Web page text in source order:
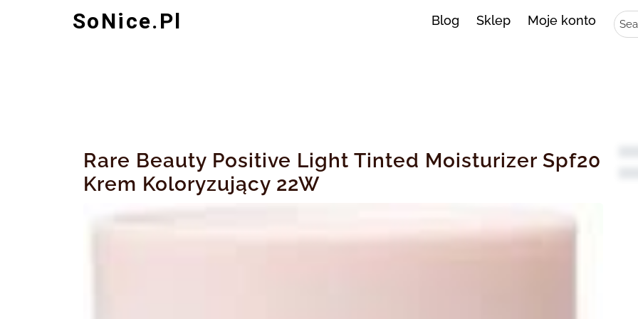
SoNice.pl Blog Sklep Moje konto
Rare Beauty Positive Light Tinted Moisturizer Spf20
Krem Koloryzujący 22W